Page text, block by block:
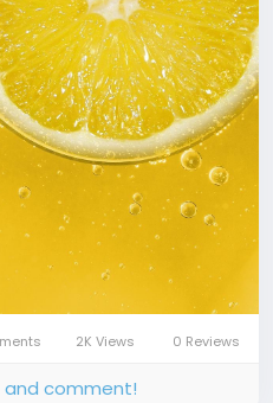
2K Views 0 Reviews
and comment!